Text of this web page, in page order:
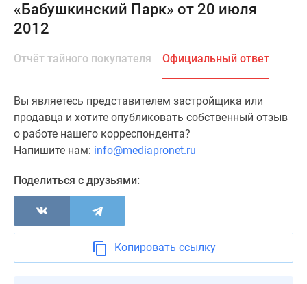
карте
Специальные
Коммерческие
помещения
Продавцы
застройщики
Панорамы
Видеообзор
новостроек
Экспертиза
новостроек
Москвы
«Бабушкинский Парк» от 20 июля
2012
Отчёт тайного покупателя Официальный ответ
Вы являетесь представителем застройщика или
продавца и хотите опубликовать собственный отзыв
о работе нашего корреспондента?
Напишите нам: info@mediapronet.ru
Поделиться с друзьями:
Копировать ссылку